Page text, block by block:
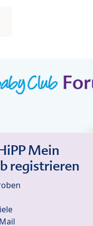
Mein
registrieren